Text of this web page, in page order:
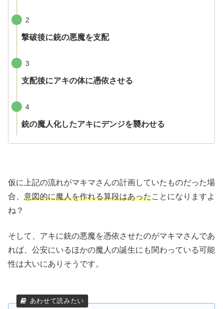
2
撃破後に銃の悪魔を支配
3
支配後にアキの体に憑依させる
4
銃の魔人化したアキにデンジを襲わせる
仮に上記の流れがマキマさんの計画していたものだった場
合、 意図的に魔人を作れる算段はあったことになりますよ
ね？
そして、アキに銃の悪魔を憑依させたのがマキマさんであ
れば、公安にいるほかの魔人の誕生にも関わっている可能
性は大いにありそうです。